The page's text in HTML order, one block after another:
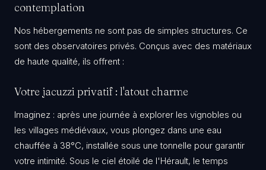
contemplation
​Nos hébergements ne sont pas de simples structures. Ce
sont des observatoires privés. Conçus avec des matériaux
de haute qualité, ils offrent :
​Votre jacuzzi privatif : l'atout charme
​Imaginez : après une journée à explorer les vignobles ou
les villages médiévaux, vous plongez dans une eau
chauffée à 38°C, installée sous une tonnelle pour garantir
votre intimité. Sous le ciel étoilé de l'Hérault, le temps